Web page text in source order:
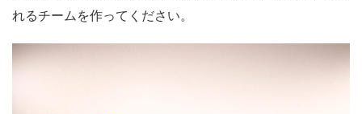
れるチームを作ってください。